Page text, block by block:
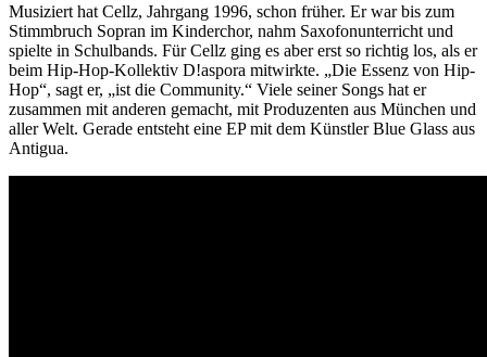
Musiziert hat Cellz, Jahrgang 1996, schon früher. Er war bis zum
Stimmbruch Sopran im Kinderchor, nahm Saxofonunterricht und
spielte in Schulbands. Für Cellz ging es aber erst so richtig los, als er
beim Hip-Hop-Kollektiv D!aspora mitwirkte. „Die Essenz von Hip-
Hop“, sagt er, „ist die Community.“ Viele seiner Songs hat er
zusammen mit anderen gemacht, mit Produzenten aus München und
aller Welt. Gerade entsteht eine EP mit dem Künstler Blue Glass aus
Antigua.